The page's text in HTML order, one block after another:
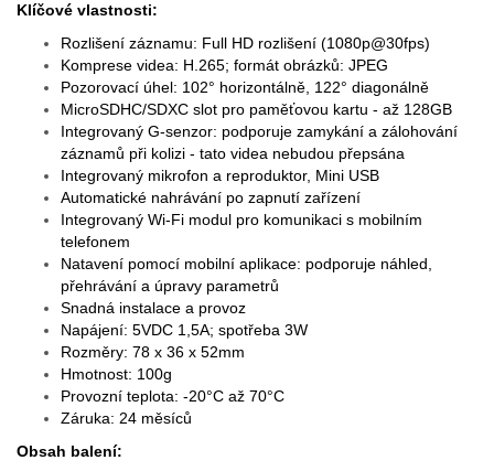
Klíčové vlastnosti:
Rozlišení záznamu: Full HD rozlišení (1080p@30fps)
Komprese videa: H.265; formát obrázků: JPEG
Pozorovací úhel: 102° horizontálně, 122° diagonálně
MicroSDHC/SDXC slot pro paměťovou kartu - až 128GB
Integrovaný G-senzor: podporuje zamykání a zálohování
záznamů při kolizi - tato videa nebudou přepsána
Integrovaný mikrofon a reproduktor, Mini USB
Automatické nahrávání po zapnutí zařízení
Integrovaný Wi-Fi modul pro komunikaci s mobilním
telefonem
Natavení pomocí mobilní aplikace: podporuje náhled,
přehrávání a úpravy parametrů
Snadná instalace a provoz
Napájení: 5VDC 1,5A; spotřeba 3W
Rozměry: 78 x 36 x 52mm
Hmotnost: 100g
Provozní teplota: -20°C až 70°C
Záruka: 24 měsíců
Obsah balení: